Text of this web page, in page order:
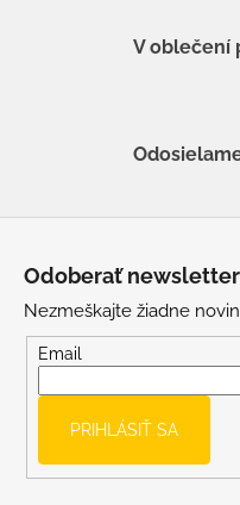
V oblečení
Odoberať newsletter
Nezmeškajte žiadne
Email
PRIHLÁSIŤ SA